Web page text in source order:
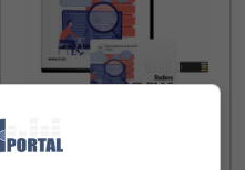
Radiere SRL PFA II IF